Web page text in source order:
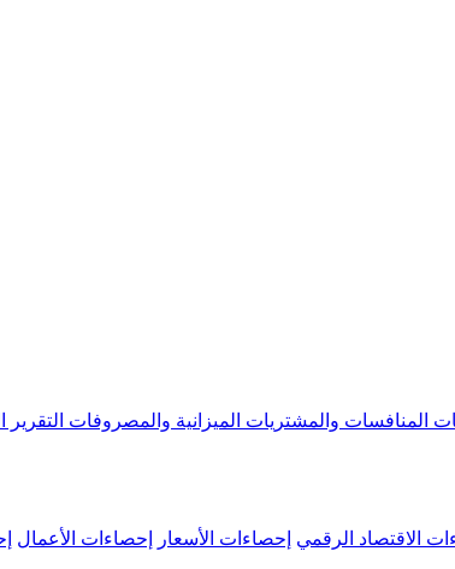
المنافسات والمشتريات الميزانية والمصروفات
الاقتصاد الرقمي إحصاءات الأسعار إحصاءات الأعمال